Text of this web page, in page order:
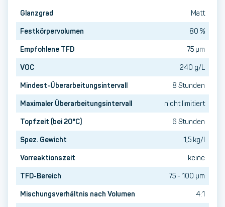
Glanzgrad
Matt
Festkörpervolumen
80 %
Empfohlene TFD
75 µm
VOC
240 g/L
Mindest-Überarbeitungsintervall
8 Stunden
Maximaler Überarbeitungsintervall
nicht limitiert
Topfzeit (bei 20°C)
6 Stunden
Spez. Gewicht
1,5 kg/l
Vorreaktionszeit
keine
TFD-Bereich
75 - 100 µm
Mischungsverhältnis nach Volumen
4:1